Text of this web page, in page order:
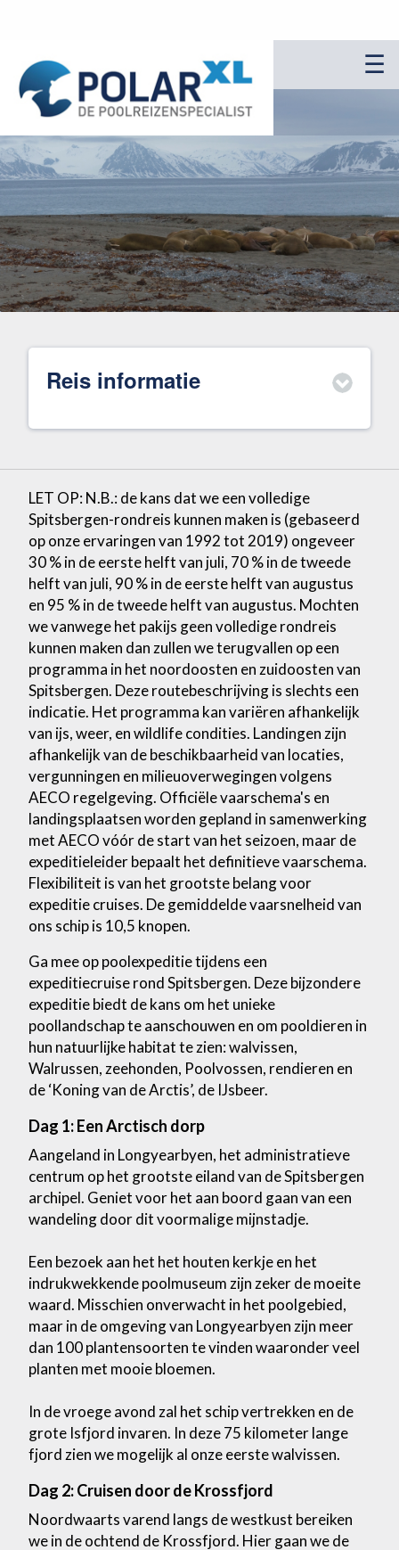
☰
Reis informatie
LET OP: N.B.: de kans dat we een volledige
Spitsbergen-rondreis kunnen maken is (gebaseerd
op onze ervaringen van 1992 tot 2019) ongeveer
30 % in de eerste helft van juli, 70 % in de tweede
helft van juli, 90 % in de eerste helft van augustus
en 95 % in de tweede helft van augustus. Mochten
we vanwege het pakijs geen volledige rondreis
kunnen maken dan zullen we terugvallen op een
programma in het noordoosten en zuidoosten van
Spitsbergen. Deze routebeschrijving is slechts een
indicatie. Het programma kan variëren afhankelijk
van ijs, weer, en wildlife condities. Landingen zijn
afhankelijk van de beschikbaarheid van locaties,
vergunningen en milieuoverwegingen volgens
AECO regelgeving. Officiële vaarschema's en
landingsplaatsen worden gepland in samenwerking
met AECO vóór de start van het seizoen, maar de
expeditieleider bepaalt het definitieve vaarschema.
Flexibiliteit is van het grootste belang voor
expeditie cruises. De gemiddelde vaarsnelheid van
ons schip is 10,5 knopen.
Ga mee op poolexpeditie tijdens een
expeditiecruise rond Spitsbergen. Deze bijzondere
expeditie biedt de kans om het unieke
poollandschap te aanschouwen en om pooldieren in
hun natuurlijke habitat te zien: walvissen,
Walrussen, zeehonden, Poolvossen, rendieren en
de ‘Koning van de Arctis’, de IJsbeer.
Dag 1: Een Arctisch dorp
Aangeland in Longyearbyen, het administratieve
centrum op het grootste eiland van de Spitsbergen
archipel. Geniet voor het aan boord gaan van een
wandeling door dit voormalige mijnstadje.
Een bezoek aan het het houten kerkje en het
indrukwekkende poolmuseum zijn zeker de moeite
waard. Misschien onverwacht in het poolgebied,
maar in de omgeving van Longyearbyen zijn meer
dan 100 plantensoorten te vinden waaronder veel
planten met mooie bloemen.
In de vroege avond zal het schip vertrekken en de
grote Isfjord invaren. In deze 75 kilometer lange
fjord zien we mogelijk al onze eerste walvissen.
Dag 2: Cruisen door de Krossfjord
Noordwaarts varend langs de westkust bereiken
we in de ochtend de Krossfjord. Hier gaan we de